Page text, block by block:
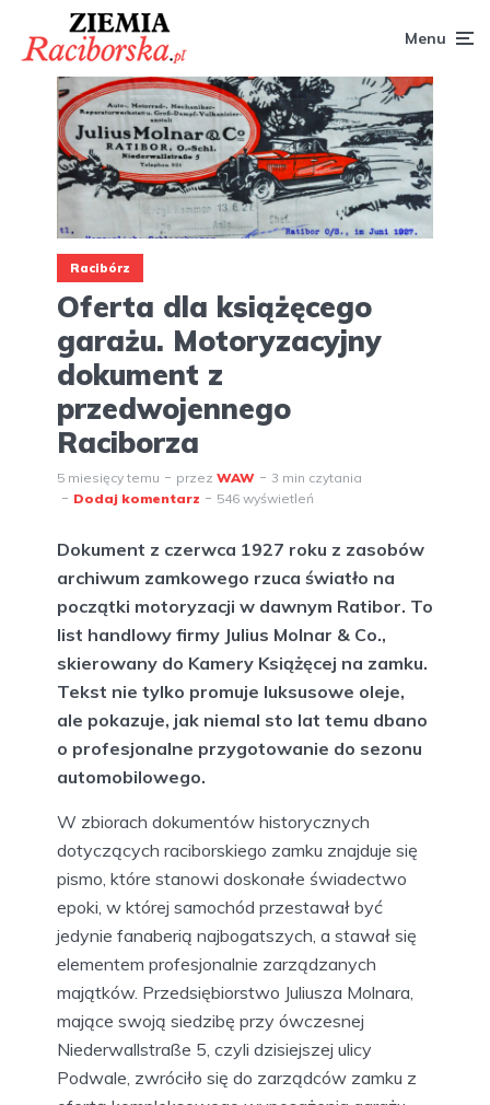
Menu
Racibórz
Oferta dla książęcego
garażu. Motoryzacyjny
dokument z
przedwojennego
Raciborza
5 miesięcy temu przez WAW
3 min czytania
Dodaj komentarz
546 wyświetleń
Dokument z czerwca 1927 roku z zasobów
archiwum zamkowego rzuca światło na
początki motoryzacji w dawnym Ratibor. To
list handlowy firmy Julius Molnar & Co.,
skierowany do Kamery Książęcej na zamku.
Tekst nie tylko promuje luksusowe oleje,
ale pokazuje, jak niemal sto lat temu dbano
o profesjonalne przygotowanie do sezonu
automobilowego.
W zbiorach dokumentów historycznych
dotyczących raciborskiego zamku znajduje się
pismo, które stanowi doskonałe świadectwo
epoki, w której samochód przestawał być
jedynie fanaberią najbogatszych, a stawał się
elementem profesjonalnie zarządzanych
majątków. Przedsiębiorstwo Juliusza Molnara,
mające swoją siedzibę przy ówczesnej
Niederwallstraße 5, czyli dzisiejszej ulicy
Podwale, zwróciło się do zarządców zamku z